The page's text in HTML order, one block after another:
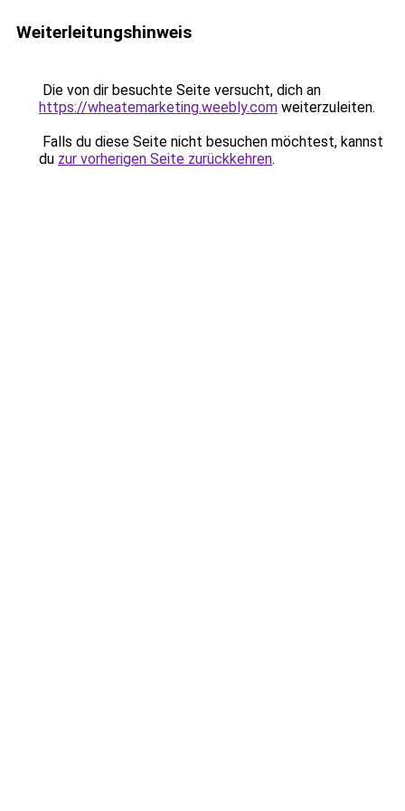
Weiterleitungshinweis
Die von dir besuchte Seite versucht, dich an
https://wheatemarketing.weebly.com weiterzuleiten.
Falls du diese Seite nicht besuchen möchtest, kannst
du zur vorherigen Seite zurückkehren.